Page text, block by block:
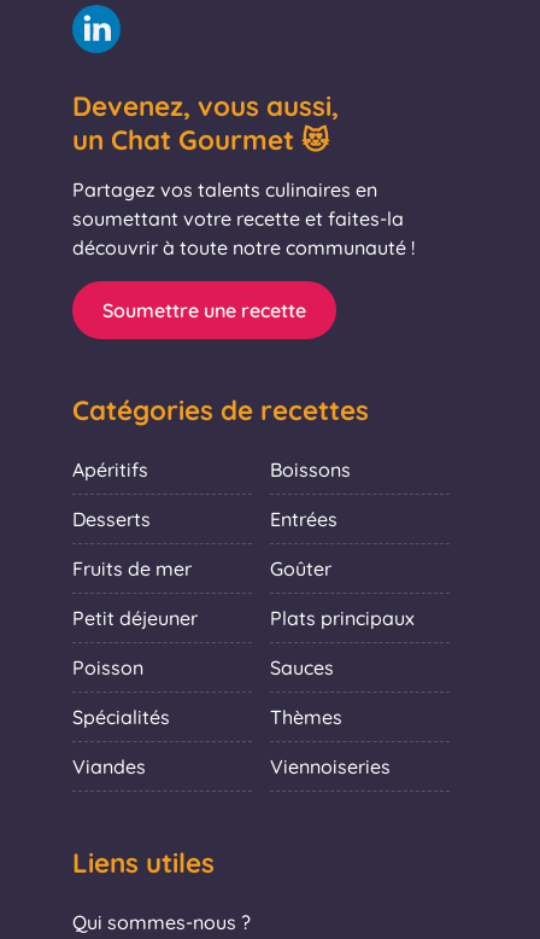
Devenez, vous aussi,
un Chat Gourmet 😻
Partagez vos talents culinaires en
soumettant votre recette et faites-la
découvrir à toute notre communauté !
Soumettre une recette
Catégories de recettes
Apéritifs Boissons
Desserts Entrées
Fruits de mer Goûter
Petit déjeuner Plats principaux
Poisson Sauces
Spécialités Thèmes
Viandes Viennoiseries
Liens utiles
Qui sommes-nous ?